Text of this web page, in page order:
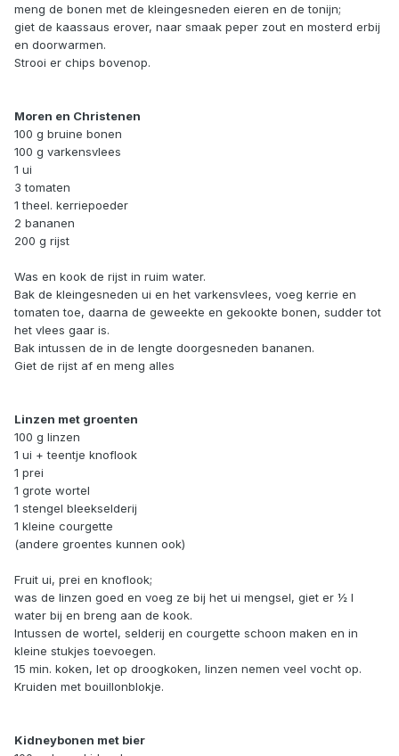
meng de bonen met de kleingesneden eieren en de tonijn;
giet de kaassaus erover, naar smaak peper zout en mosterd erbij
en doorwarmen.
Strooi er chips bovenop.
Moren en Christenen
100 g bruine bonen
100 g varkensvlees
1 ui
3 tomaten
1 theel. kerriepoeder
2 bananen
200 g rijst
Was en kook de rijst in ruim water.
Bak de kleingesneden ui en het varkensvlees, voeg kerrie en
tomaten toe, daarna de geweekte en gekookte bonen, sudder tot
het vlees gaar is.
Bak intussen de in de lengte doorgesneden bananen.
Giet de rijst af en meng alles
Linzen met groenten
100 g linzen
1 ui + teentje knoflook
1 prei
1 grote wortel
1 stengel bleekselderij
1 kleine courgette
(andere groentes kunnen ook)
Fruit ui, prei en knoflook;
was de linzen goed en voeg ze bij het ui mengsel, giet er ½ l
water bij en breng aan de kook.
Intussen de wortel, selderij en courgette schoon maken en in
kleine stukjes toevoegen.
15 min. koken, let op droogkoken, linzen nemen veel vocht op.
Kruiden met bouillonblokje.
Kidneybonen met bier